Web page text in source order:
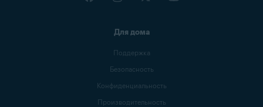
Для дома
Поддержка
Безопасность
Конфиденциальность
Производительность